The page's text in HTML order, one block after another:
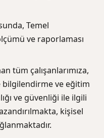
Temel
ve raporlaması
tüm çalışanlarımıza,
ve eğitim
ve güvenliği ile ilgili
kişisel